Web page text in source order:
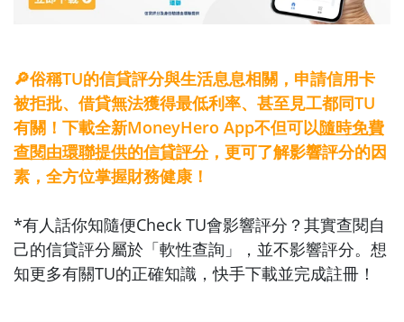
🔎俗稱TU的信貸評分與生活息息相關，申請信用卡
被拒批、借貸無法獲得最低利率、甚至見工都同TU
有關！下載全新MoneyHero App不但可以隨時免費
查閱由環聯提供的信貸評分，更可了解影響評分的因
素，全方位掌握財務健康！
*有人話你知隨便Check TU會影響評分？其實查閱自
己的信貸評分屬於「軟性查詢」，並不影響評分。 想
知更多有關TU的正確知識，快手下載並完成註冊！